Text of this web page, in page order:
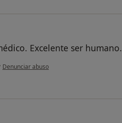
Excelente ser humano.
na opinião do utilizador anônimo
Denunciar abuso